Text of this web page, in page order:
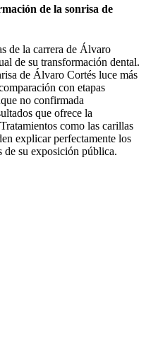
de la sonrisa de
de la carrera de Álvaro
de su transformación dental.
de Álvaro Cortés luce más
con etapas
no confirmada
que ofrece la
como las carillas
explicar perfectamente los
de su exposición pública.